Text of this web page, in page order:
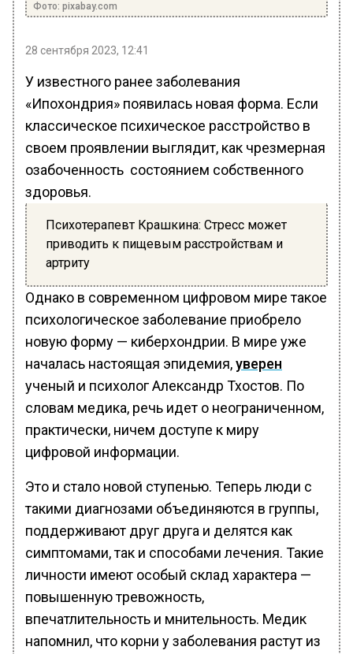
Фото: pixabay.com
28 сентября 2023, 12:41
У известного ранее заболевания
«Ипохондрия» появилась новая форма. Если
классическое психическое расстройство в
своем проявлении выглядит, как чрезмерная
озабоченность состоянием собственного
здоровья.
Психотерапевт Крашкина: Стресс может
приводить к пищевым расстройствам и
артриту
Однако в современном цифровом мире такое
психологическое заболевание приобрело
новую форму — киберхондрии. В мире уже
началась настоящая эпидемия,уверен
ученый и психолог Александр Тхостов. По
словам медика, речь идет о неограниченном,
практически, ничем доступе к миру
цифровой информации.
Это и стало новой ступенью. Теперь люди с
такими диагнозами объединяются в группы,
поддерживают друг друга и делятся как
симптомами, так и способами лечения. Такие
личности имеют особый склад характера —
повышенную тревожность,
впечатлительность и мнительность. Медик
напомнил, что корни у заболевания растут из